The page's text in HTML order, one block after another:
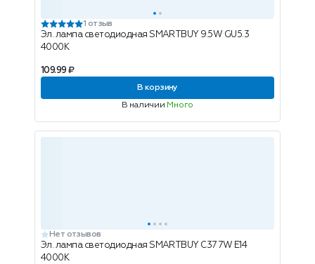
1 отзыв
Эл. лампа светодиодная SMARTBUY 9.5W GU5.3
4000K
109.99 ₽
В корзину
В наличии Много
Нет отзывов
Эл. лампа светодиодная SMARTBUY C37 7W E14
4000K